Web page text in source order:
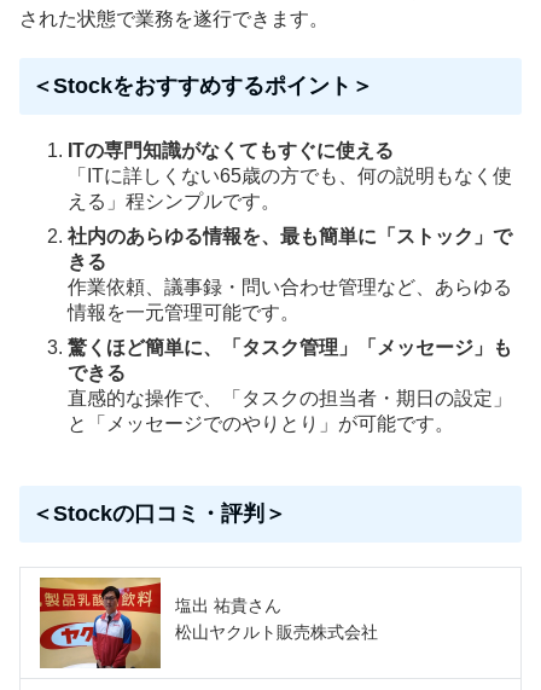
された状態で業務を遂行できます。
＜Stockをおすすめするポイント＞
ITの専門知識がなくてもすぐに使える
「ITに詳しくない65歳の方でも、何の説明もなく使
える」程シンプルです。
社内のあらゆる情報を、最も簡単に「ストック」で
きる
作業依頼、議事録・問い合わせ管理など、あらゆる
情報を一元管理可能です。
驚くほど簡単に、「タスク管理」「メッセージ」も
できる
直感的な操作で、「タスクの担当者・期日の設定」
と「メッセージでのやりとり」が可能です。
＜Stockの口コミ・評判＞
塩出 祐貴さん
松山ヤクルト販売株式会社